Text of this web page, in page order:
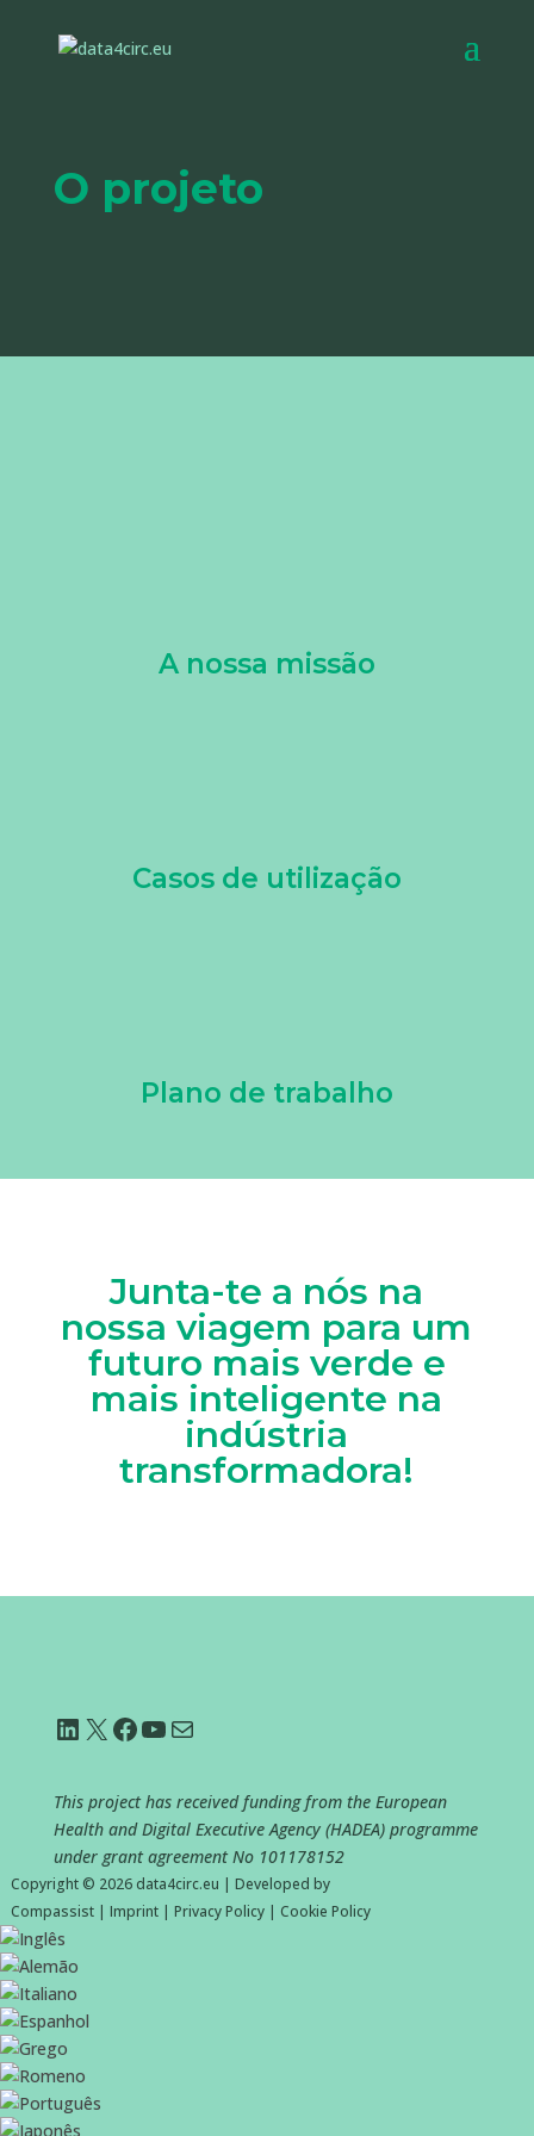
O projeto
A nossa missão
Casos de utilização
Plano de trabalho
Junta-te a nós na
nossa viagem para um
futuro mais verde e
mais inteligente na
indústria
transformadora!
LinkedIn
X Facebook
YouTube
Mail
This project has received funding from the European
Health and Digital Executive Agency (HADEA) programme
under grant agreement No 101178152
Copyright © 2026data4circ.eu | Developed by
Compassist | Imprint | Privacy Policy | Cookie Policy